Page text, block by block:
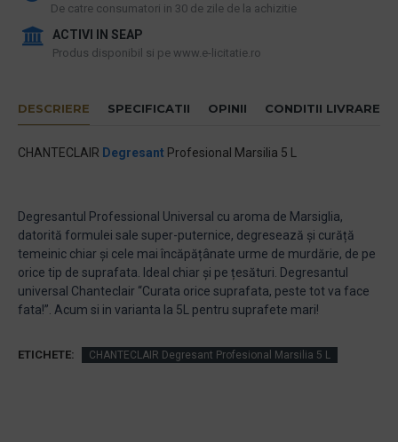
De catre consumatori in 30 de zile de la achizitie
ACTIVI IN SEAP
Produs disponibil si pe www.e-licitatie.ro
DESCRIERE SPECIFICATII OPINII CONDITII LIVRARE
CHANTECLAIR Degresant Profesional Marsilia 5 L
Degresantul Professional Universal cu aroma de Marsiglia,
datorită formulei sale super-puternice, degresează și curăță
temeinic chiar și cele mai încăpățânate urme de murdărie, de pe
orice tip de suprafata. Ideal chiar și pe țesături. Degresantul
universal Chanteclair “Curata orice suprafata, peste tot va face
fata!”. Acum si in varianta la 5L pentru suprafete mari!
ETICHETE: CHANTECLAIR Degresant Profesional Marsilia 5 L